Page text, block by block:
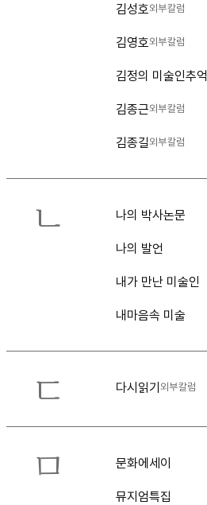
김성호외부칼럼
김영호외부칼럼
김정의 미술인추억
김종근외부칼럼
김종길외부칼럼
ㄴ 나의 박사논문
나의 발언
내가 만난 미술인
내마음속 미술
ㄷ 다시읽기외부칼럼
ㅁ 문화에세이
뮤지엄특집